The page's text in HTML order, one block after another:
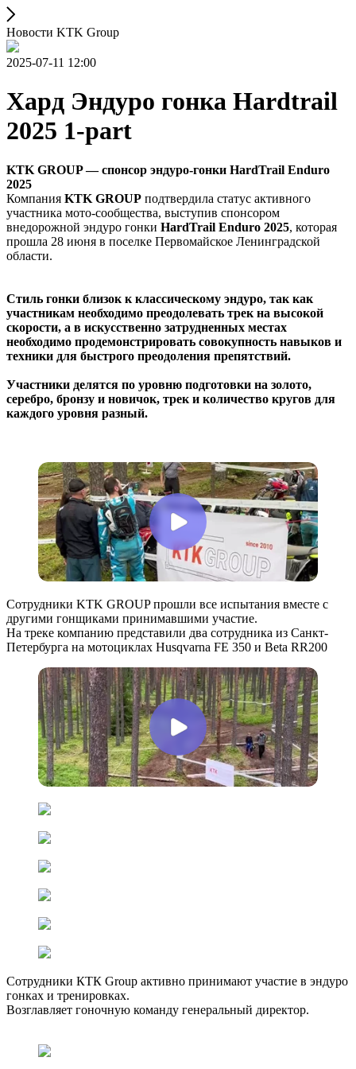
Новости KTK Group
2025-07-11 12:00
Хард Эндуро гонка Hardtrail
2025 1-part
KTK GROUP — спонсор эндуро-гонки HardTrail Enduro
2025
Компания KTK GROUP подтвердила статус активного
участника мото-сообщества, выступив спонсором
внедорожной эндуро гонки HardTrail Enduro 2025, которая
прошла 28 июня в поселке Первомайское Ленинградской
области.
Стиль гонки близок к классическому эндуро, так как
участникам необходимо преодолевать трек на высокой
скорости, а в искусственно затрудненных местах
необходимо продемонстрировать совокупность навыков и
техники для быстрого преодоления препятствий.
Участники делятся по уровню подготовки на золото,
серебро, бронзу и новичок, трек и количество кругов для
каждого уровня разный.
Сотрудники KTK GROUP прошли все испытания вместе с
другими гонщиками принимавшими участие.
На треке компанию представили два сотрудника из Санкт-
Петербурга на мотоциклах Husqvarna FE 350 и Beta RR200
Сотрудники КТК Group активно принимают участие в эндуро
гонках и тренировках.
Возглавляет гоночную команду генеральный директор.